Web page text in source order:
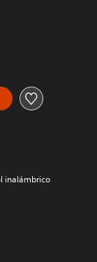
inalámbrico